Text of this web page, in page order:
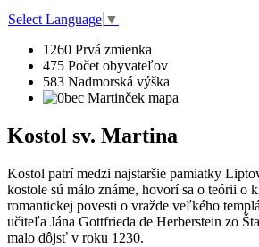
Select Language ▼
1260 Prvá zmienka
475 Počet obyvateľov
583 Nadmorská výška
Kostol sv. Martina
Kostol patrí medzi najstaršie pamiatky
kostole sú málo známe, hovorí sa o teórii o
romantickej povesti o vražde veľkého
učiteľa Jána Gottfrieda de Herberstein zo
malo dôjsť v roku 1230.